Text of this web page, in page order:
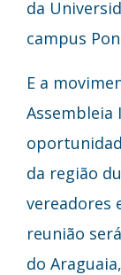
da
campus
E a
da região
vereadores
reunião
do